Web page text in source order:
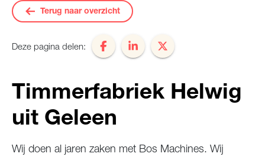
Terug naar overzicht
Deze pagina delen:
Timmerfabriek Helwig
uit Geleen
Wij doen al jaren zaken met Bos Machines. Wij